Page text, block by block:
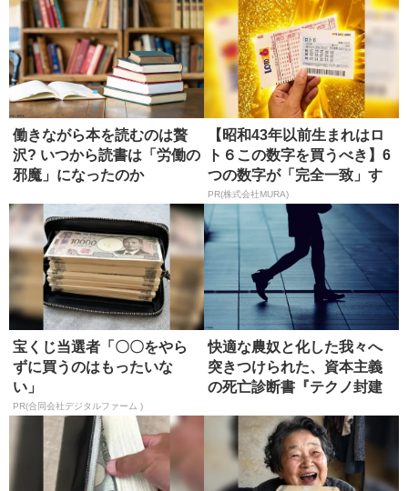
働きながら本を読むのは贅
沢? いつから読書は「労働の
邪魔」になったのか
【昭和43年以前生まれはロ
ト６この数字を買うべき】6
つの数字が「完全一致」す
る方...
PR(株式会社MURA)
宝くじ当選者「〇〇をやら
ずに買うのはもったいな
い」
PR(合同会社デジタルファーム )
快適な農奴と化した我々へ
突きつけられた、資本主義
の死亡診断書『テクノ封建